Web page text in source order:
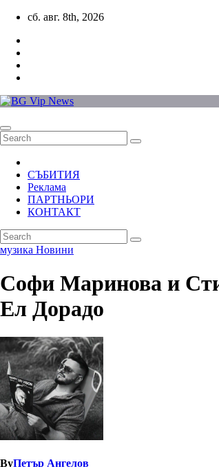
Skip
content
сб. авг. 8th, 2026
СЪБИТИЯ
Реклама
ПАРТНЬОРИ
КОНТАКТ
музика Новини
Софи Маринова и
Ел Дорадо
ByПетър Ангелов